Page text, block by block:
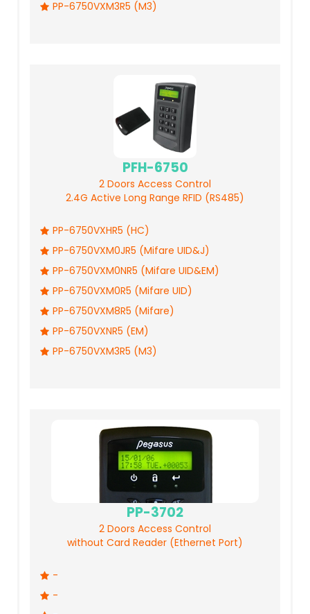
PP-6750VXM3R5 (M3)
PFH-6750
2 Doors Access Control
2.4G Active Long Range RFID (RS485)
PP-6750VXHR5 (HC)
PP-6750VXM0JR5 (Mifare UID&J)
PP-6750VXM0NR5 (Mifare UID&EM)
PP-6750VXM0R5 (Mifare UID)
PP-6750VXM8R5 (Mifare)
PP-6750VXNR5 (EM)
PP-6750VXM3R5 (M3)
PP-3702
2 Doors Access Control
without Card Reader (Ethernet Port)
-
-